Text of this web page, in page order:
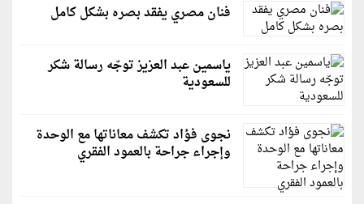
فنان مصري يفقد بصره بشكل كامل
ياسمين عبد العزيز توجّه رسالة شكر
للسعودية
نجوى فؤاد تكشف معاناتها مع الوحدة
وإجراء جراحة بالعمود الفقري